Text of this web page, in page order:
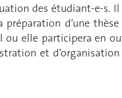
des étudiant-e-s.
d’une
ou elle participera en
et